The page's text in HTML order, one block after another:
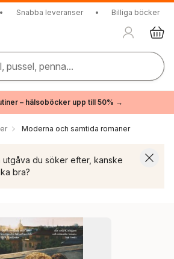
• Snabba leveranser • Billiga böcker
pussel, penna...
– hälsoböcker upp till 50% →
Moderna och samtida romaner
utgåva du söker efter, kanske
bra?